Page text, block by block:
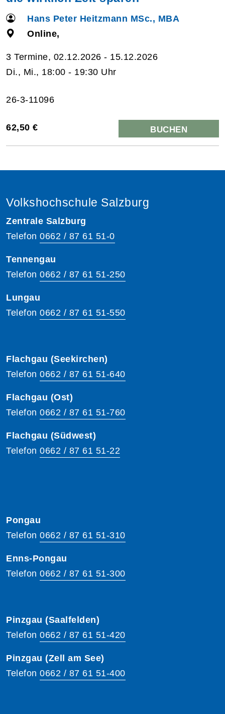
Hans Peter Heitzmann MSc., MBA
Online,
3 Termine, 02.12.2026 - 15.12.2026
Di., Mi., 18:00 - 19:30 Uhr
26-3-11096
62,50 € BUCHEN
Volkshochschule Salzburg
Zentrale Salzburg
Telefon 0662 / 87 61 51-0
Tennengau
Telefon 0662 / 87 61 51-250
Lungau
Telefon 0662 / 87 61 51-550
Flachgau (Seekirchen)
Telefon 0662 / 87 61 51-640
Flachgau (Ost)
Telefon 0662 / 87 61 51-760
Flachgau (Südwest)
Telefon 0662 / 87 61 51-22
Pongau
Telefon 0662 / 87 61 51-310
Enns-Pongau
Telefon 0662 / 87 61 51-300
Pinzgau (Saalfelden)
Telefon 0662 / 87 61 51-420
Pinzgau (Zell am See)
Telefon 0662 / 87 61 51-400